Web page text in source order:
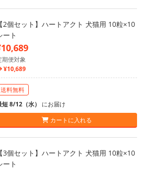
【2個セット】ハートアクト 犬猫用 10粒×10
ート
期便対象
¥10,689
送料無料
短 8/12（水） にお届け
カートに入れる
【3個セット】ハートアクト 犬猫用 10粒×10
ート